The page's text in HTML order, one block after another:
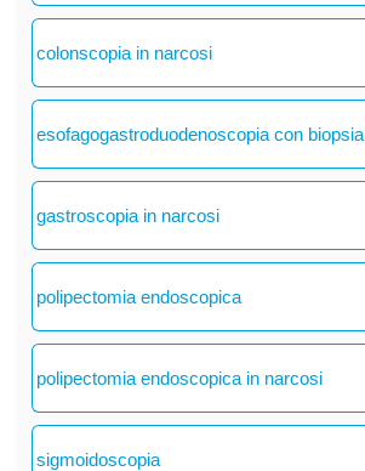
colonscopia in narcosi
esofagogastroduodenoscopia con biopsia
gastroscopia in narcosi
polipectomia endoscopica
polipectomia endoscopica in narcosi
sigmoidoscopia